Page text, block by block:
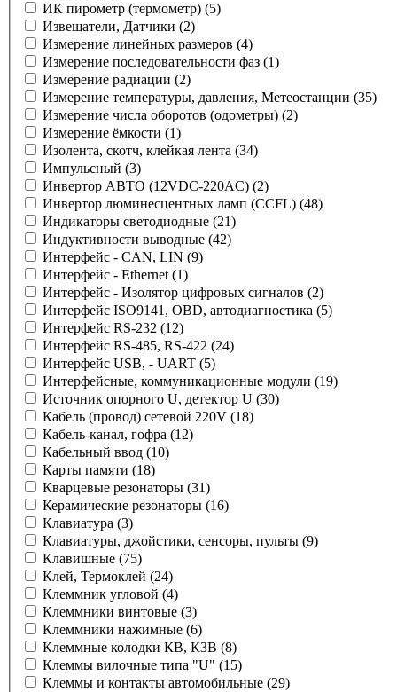
ИК пирометр (термометр) (5)
Извещатели, Датчики (2)
Измерение линейных размеров (4)
Измерение последовательности фаз (1)
Измерение радиации (2)
Измерение температуры, давления, Метеостанции (35)
Измерение числа оборотов (одометры) (2)
Измерение ёмкости (1)
Изолента, скотч, клейкая лента (34)
Импульсный (3)
Инвертор АВТО (12VDC-220AC) (2)
Инвертор люминесцентных ламп (CCFL) (48)
Индикаторы светодиодные (21)
Индуктивности выводные (42)
Интерфейс - CAN, LIN (9)
Интерфейс - Ethernet (1)
Интерфейс - Изолятор цифровых сигналов (2)
Интерфейс ISO9141, OBD, автодиагностика (5)
Интерфейс RS-232 (12)
Интерфейс RS-485, RS-422 (24)
Интерфейс USB, - UART (5)
Интерфейсные, коммуникационные модули (19)
Источник опорного U, детектор U (30)
Кабель (провод) сетевой 220V (18)
Кабель-канал, гофра (12)
Кабельный ввод (10)
Карты памяти (18)
Кварцевые резонаторы (31)
Керамические резонаторы (16)
Клавиатура (3)
Клавиатуры, джойстики, сенсоры, пульты (9)
Клавишные (75)
Клей, Термоклей (24)
Клеммник угловой (4)
Клеммники винтовые (3)
Клеммники нажимные (6)
Клеммные колодки КВ, К3В (8)
Клеммы вилочные типа "U" (15)
Клеммы и контакты автомобильные (29)